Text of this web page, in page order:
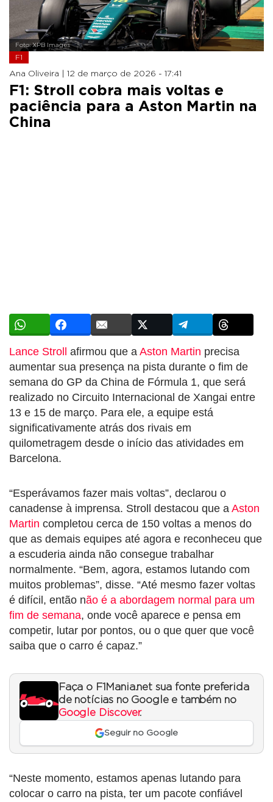
Foto: XPB Images
F1
Ana Oliveira | 12 de março de 2026 - 17:41
F1: Stroll cobra mais voltas e
paciência para a Aston Martin na
China
Lance Stroll afirmou que a Aston Martin precisa
aumentar sua presença na pista durante o fim de
semana do GP da China de Fórmula 1, que será
realizado no Circuito Internacional de Xangai entre
13 e 15 de março. Para ele, a equipe está
significativamente atrás dos rivais em
quilometragem desde o início das atividades em
Barcelona.
“Esperávamos fazer mais voltas”, declarou o
canadense à imprensa. Stroll destacou que a Aston
Martin completou cerca de 150 voltas a menos do
que as demais equipes até agora e reconheceu que
a escuderia ainda não consegue trabalhar
normalmente. “Bem, agora, estamos lutando com
muitos problemas”, disse. “Até mesmo fazer voltas
é difícil, então não é a abordagem normal para um
fim de semana, onde você aparece e pensa em
competir, lutar por pontos, ou o que quer que você
saiba que o carro é capaz.”
Faça o F1Mania.net sua fonte preferida
de notícias no Google e também no
Google Discover.
Seguir no Google
“Neste momento, estamos apenas lutando para
colocar o carro na pista, ter um pacote confiável